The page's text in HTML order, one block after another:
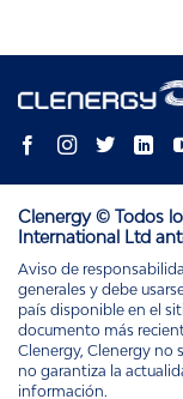
Clenergy © Todos
International Ltd
Aviso de
generales y debe
país disponible en el
documento más
Clenergy, Clenergy no
no garantiza la
información.